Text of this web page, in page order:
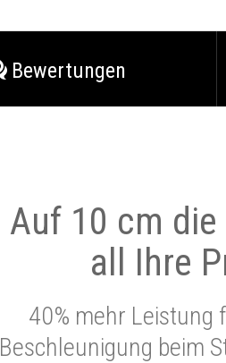
Bewertungen
Auf 10 cm
all Ihre
40% mehr Leistung
Beschleunigung beim